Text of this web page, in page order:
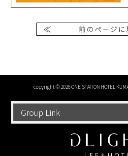
前のページに
copyright © 2026 ONE STATION HOTEL
Group Link